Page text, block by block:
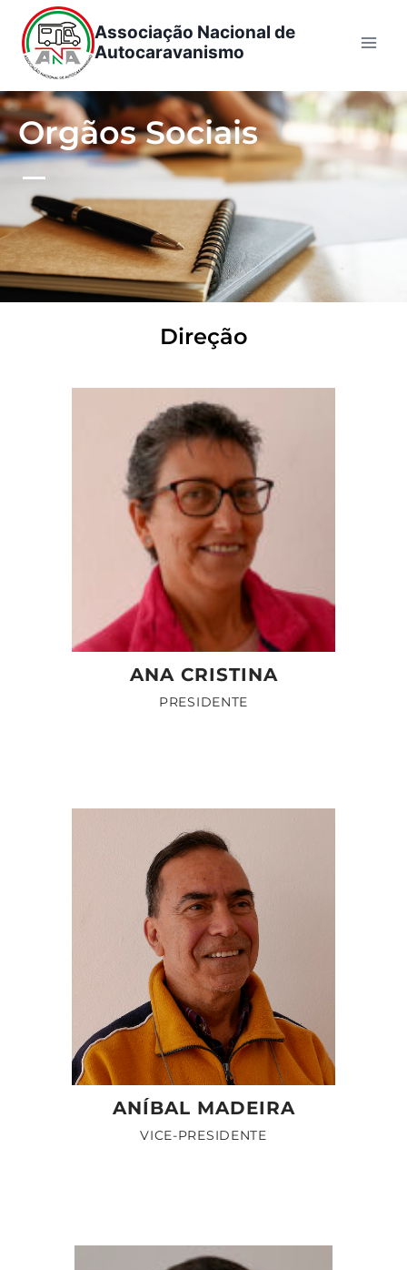
Associação Nacional de
Autocaravanismo
Orgãos Sociais
Direção
ANA CRISTINA
PRESIDENTE
ANÍBAL MADEIRA
VICE-PRESIDENTE